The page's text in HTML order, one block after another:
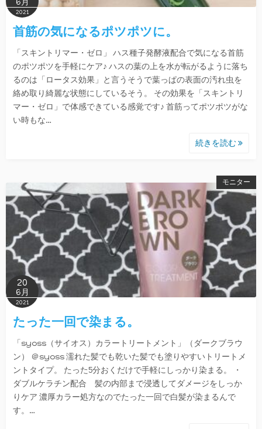
6月
2021
首筋の気になるポツポツに。
「スキントリマー・ゼロ」 ハス種子発酵液配合で気になる首筋
のポツポツを手軽にケア♪ ハスの葉の上を水が転がるように落ち
るのは「ロータス効果」と言うそうで葉っぱの表面の汚れ虫を
絡め取り綺麗な状態にしているそう。 その効果を「スキントリ
マー・ゼロ」で体感できている感覚です♪ 首筋ってポツポツがな
い時もな…
続きを読む
モニター
20
6月
2021
たった一回で染まる。
「syoss（サイオス）カラートリートメント」（ダークブラウ
ン） ＠syoss 濡れた髪でも乾いた髪でも塗りやすいトリートメ
ントタイプ。 たった5分おくだけで手軽にしっかり染まる。 ・
ダブルケラチン配合 髪の内部まで浸透してダメージをしっか
りケア 濃厚カラー処方なのでたった一回で白髪が染まるんで
す。…